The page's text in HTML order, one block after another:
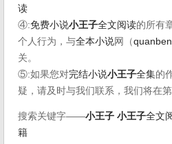
读
④:免费小说小王子全文阅读的所有
个人行为，与全本小说网（
关。
⑤:如果您对完结小说小王子全集的
疑，请及时与我们联系，我们将在
搜索关键字——小王子 小王子全文
籍